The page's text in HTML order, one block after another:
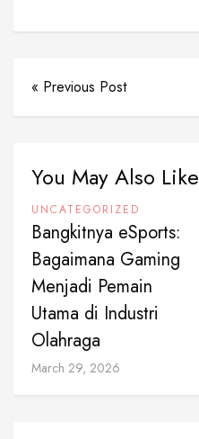
« Previous Post
You May Also Like
UNCATEGORIZED
Bangkitnya eSports:
Bagaimana Gaming
Menjadi Pemain
Utama di Industri
Olahraga
March 29, 2026